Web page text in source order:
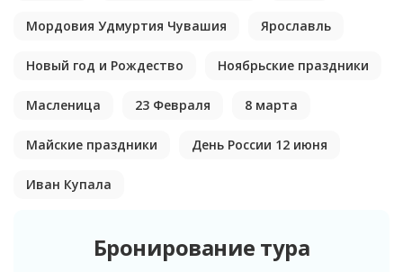
Мордовия Удмуртия Чувашия Ярославль
Новый год и Рождество Ноябрьские праздники
Масленица 23 Февраля 8 марта
Майские праздники День России 12 июня
Иван Купала
Бронирование тура